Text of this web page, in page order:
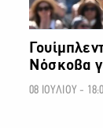
Νόσκοβα
08 ΙΟΥΛΙΟΥ -